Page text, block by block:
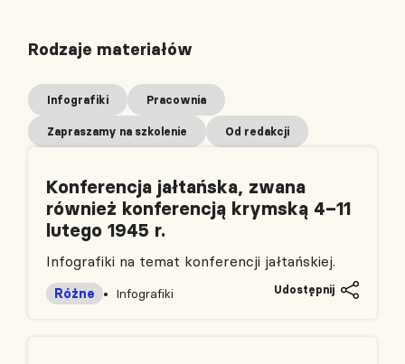
Konferencja jałtańska, zwana
również konferencją krymską 4–11
lutego 1945 r.
Infografiki na temat konferencji jałtańskiej.
Infografiki
Różne Udostępnij
Rodzaje materiałów
Infografiki Pracownia
Zapraszamy na szkolenie Od redakcji